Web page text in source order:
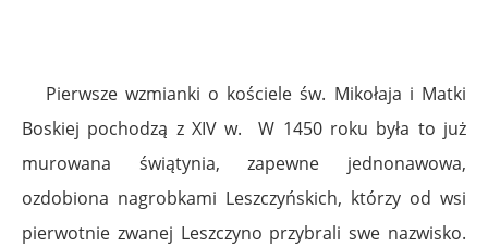
Pierwsze wzmianki o kościele św. Mikołaja i Matki
Boskiej pochodzą z XIV w. W 1450 roku była to już
murowana świątynia, zapewne jednonawowa,
ozdobiona nagrobkami Leszczyńskich, którzy od wsi
pierwotnie zwanej Leszczyno przybrali swe nazwisko.